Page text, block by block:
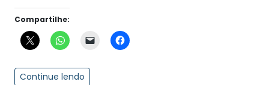
Compartilhe:
Continue lendo